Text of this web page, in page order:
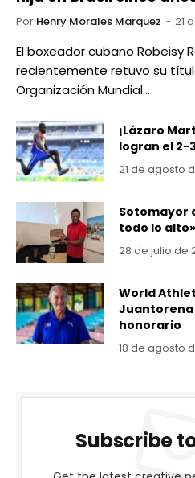
Por Henry Morales Marquez 21
El boxeador cubano Robeisy
recientemente retuvo su
Organización Mundial…
¡Lázaro
logran el 2-
21 de agosto
Sotomayor
todo lo alto»
28 de julio de
World
Juantorena
honorario
18 de agosto
Subscribe